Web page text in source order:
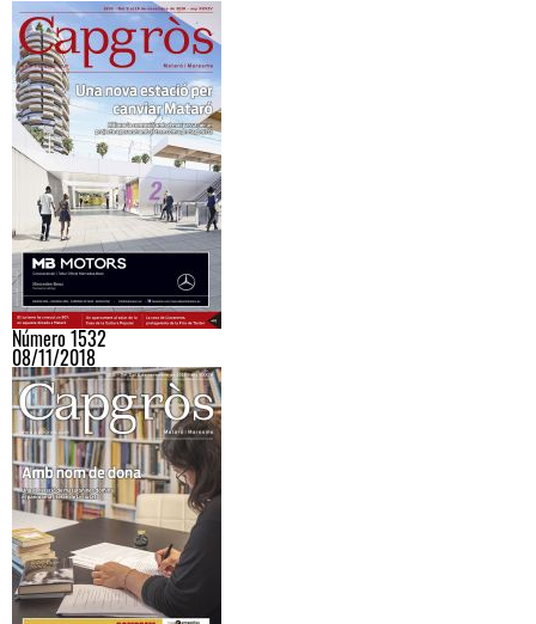
Número 1532
08/11/2018